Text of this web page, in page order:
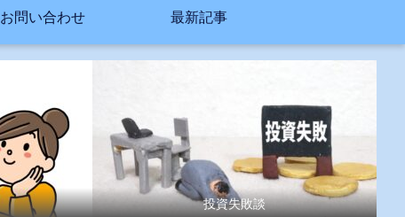
お問い合わせ 最新記事
投資失敗談